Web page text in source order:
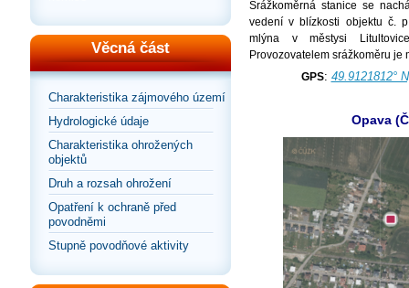
Věcná část
Charakteristika zájmového území
Hydrologické údaje
Charakteristika ohrožených
objektů
Druh a rozsah ohrožení
Opatření k ochraně před
povodněmi
Stupně povodňové aktivity
Srážkoměrná stanice se
vedení v blízkosti objektu č.
mlýna v městysi
Provozovatelem srážkoměru je
GPS: 49.9121812°
Opava